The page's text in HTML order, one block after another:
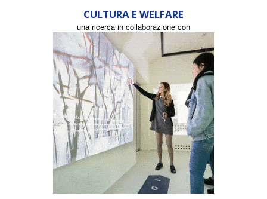
CULTURA E WELFARE
una ricerca in collaborazione con